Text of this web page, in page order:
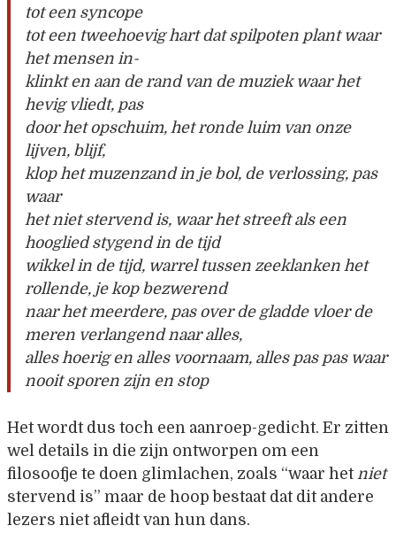
tot een syncope
tot een tweehoevig hart dat spilpoten plant waar
het mensen in-
klinkt en aan de rand van de muziek waar het
hevig vliedt, pas
door het opschuim, het ronde luim van onze
lijven, blijf,
klop het muzenzand in je bol, de verlossing, pas
waar
het niet stervend is, waar het streeft als een
hooglied stygend in de tijd
wikkel in de tijd, warrel tussen zeeklanken het
rollende, je kop bezwerend
naar het meerdere, pas over de gladde vloer de
meren verlangend naar alles,
alles hoerig en alles voornaam, alles pas pas waar
nooit sporen zijn en stop
Het wordt dus toch een aanroep-gedicht. Er zitten
wel details in die zijn ontworpen om een
filosoofje te doen glimlachen, zoals “waar het niet
stervend is” maar de hoop bestaat dat dit andere
lezers niet afleidt van hun dans.